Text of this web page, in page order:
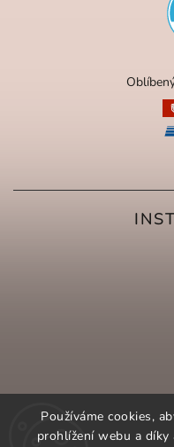
Používáme cookies,
prohlížení webu a